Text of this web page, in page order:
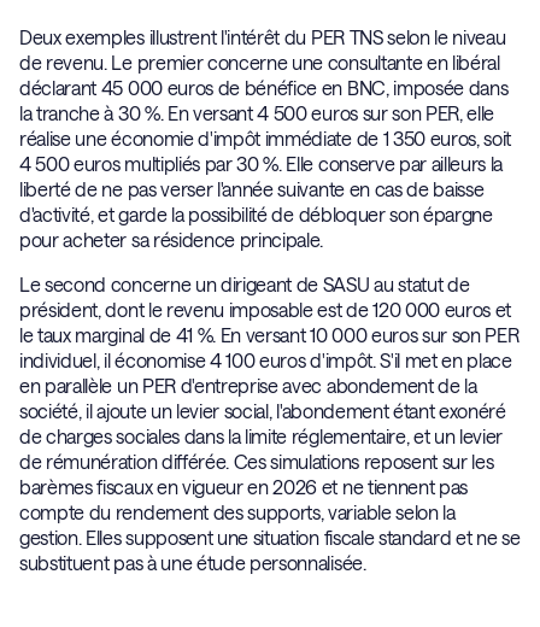
Deux exemples illustrent l'intérêt du PER TNS selon le niveau
de revenu. Le premier concerne une consultante en libéral
déclarant 45 000 euros de bénéfice en BNC, imposée dans
la tranche à 30 %. En versant 4 500 euros sur son PER, elle
réalise une économie d'impôt immédiate de 1 350 euros, soit
4 500 euros multipliés par 30 %. Elle conserve par ailleurs la
liberté de ne pas verser l'année suivante en cas de baisse
d'activité, et garde la possibilité de débloquer son épargne
pour acheter sa résidence principale.
Le second concerne un dirigeant de SASU au statut de
président, dont le revenu imposable est de 120 000 euros et
le taux marginal de 41 %. En versant 10 000 euros sur son PER
individuel, il économise 4 100 euros d'impôt. S'il met en place
en parallèle un PER d'entreprise avec abondement de la
société, il ajoute un levier social, l'abondement étant exonéré
de charges sociales dans la limite réglementaire, et un levier
de rémunération différée. Ces simulations reposent sur les
barèmes fiscaux en vigueur en 2026 et ne tiennent pas
compte du rendement des supports, variable selon la
gestion. Elles supposent une situation fiscale standard et ne se
substituent pas à une étude personnalisée.